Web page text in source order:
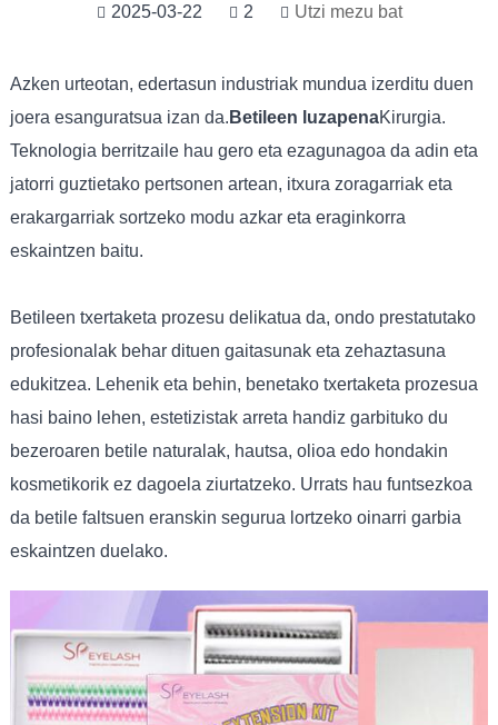
2025-03-22 2 Utzi mezu bat
Azken urteotan, edertasun industriak mundua izerditu duen
joera esanguratsua izan da. Betileen luzapenaKirurgia.
Teknologia berritzaile hau gero eta ezagunagoa da adin eta
jatorri guztietako pertsonen artean, itxura zoragarriak eta
erakargarriak sortzeko modu azkar eta eraginkorra
eskaintzen baitu.
Betileen txertaketa prozesu delikatua da, ondo prestatutako
profesionalak behar dituen gaitasunak eta zehaztasuna
edukitzea. Lehenik eta behin, benetako txertaketa prozesua
hasi baino lehen, estetizistak arreta handiz garbituko du
bezeroaren betile naturalak, hautsa, olioa edo hondakin
kosmetikorik ez dagoela ziurtatzeko. Urrats hau funtsezkoa
da betile faltsuen eranskin segurua lortzeko oinarri garbia
eskaintzen duelako.